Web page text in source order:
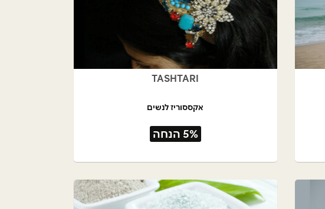
TASHTARI
אקססוריז לנשים
5% הנחה